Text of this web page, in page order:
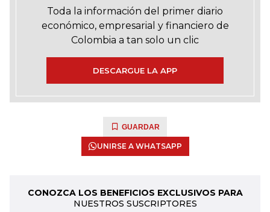
Toda la información del primer diario
económico, empresarial y financiero de
Colombia a tan solo un clic
DESCARGUE LA APP
GUARDAR
UNIRSE A WHATSAPP
CONOZCA LOS BENEFICIOS EXCLUSIVOS PARA
NUESTROS SUSCRIPTORES